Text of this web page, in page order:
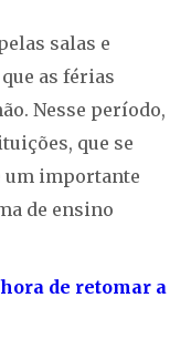
salas e
as férias
Nesse período,
que se
um importante
de ensino
de retomar a